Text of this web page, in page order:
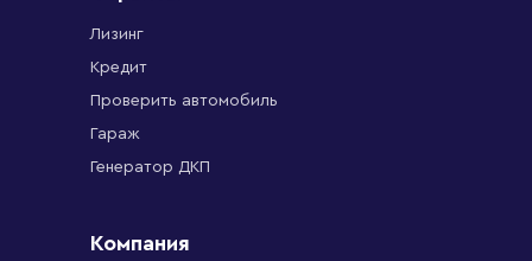
Лизинг
Кредит
Проверить автомобиль
Гараж
Генератор ДКП
Компания